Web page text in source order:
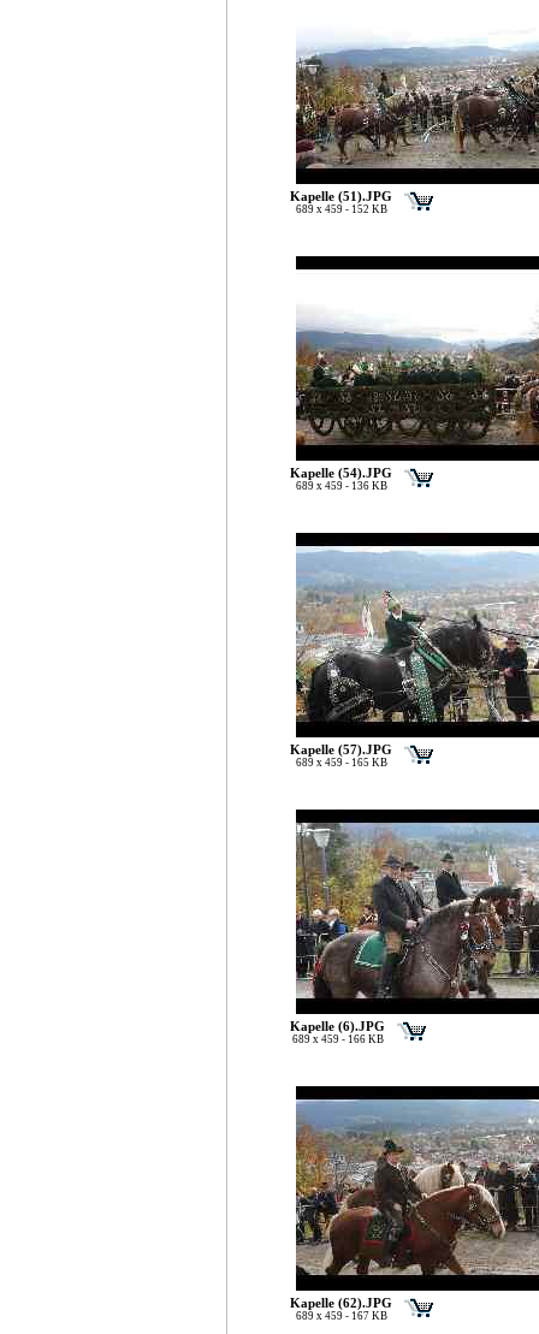
Kapelle (51).JPG
689 x 459 - 152 KB
Kapelle (54).JPG
689 x 459 - 136 KB
Kapelle (57).JPG
689 x 459 - 165 KB
Kapelle (6).JPG
689 x 459 - 166 KB
Kapelle (62).JPG
689 x 459 - 167 KB